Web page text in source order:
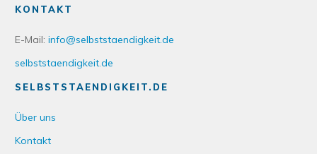
KONTAKT
E-Mail: info@selbststaendigkeit.de
selbststaendigkeit.de
SELBSTSTAENDIGKEIT.DE
Über uns
Kontakt